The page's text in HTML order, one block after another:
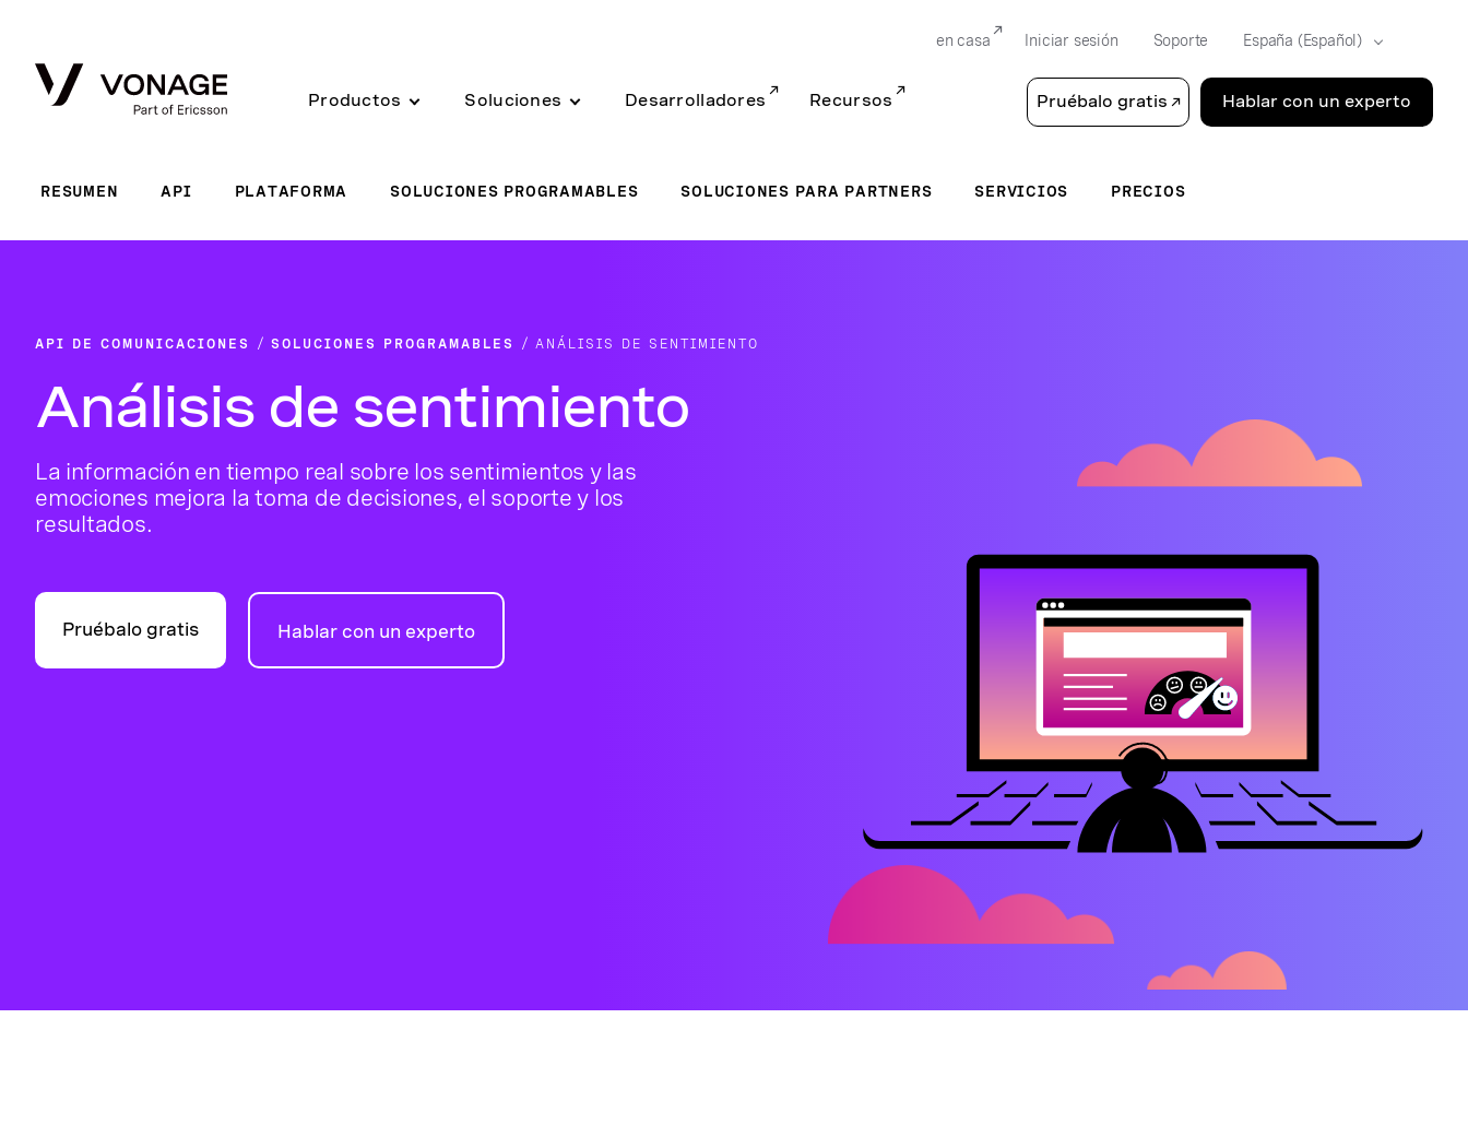
Productos Soluciones Desarrolladores Recursos Pruébalo gratis Hablar con un experto
en casa Iniciar sesión Soporte
RESUMEN API PLATAFORMA SOLUCIONES PROGRAMABLES SOLUCIONES PARA PARTNERS SERVICIOS PRECIOS
API DE COMUNICACIONES SOLUCIONES PROGRAMABLES ANÁLISIS DE SENTIMIENTO
Análisis de sentimiento
La información en tiempo real sobre los sentimientos y las
emociones mejora la toma de decisiones, el soporte y los
resultados.
Pruébalo gratis Hablar con un experto